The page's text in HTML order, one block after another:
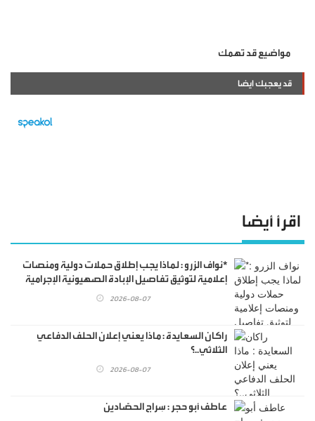
مواضيع قد تهمك
قد يعجبك ايضا
اقرأ أيضا
*نواف الزرو : لماذا يجب إطلاق حملات دولية ومنصات
إعلامية لتوثيق تفاصيل الإبادة الصهيونية الإجرامية
التي لم يسبق لها مثيل في التاريخ البشري..!.
2026-08-07
راكان السعايدة : ماذا يعني إعلان الحلف الدفاعي
الثلاثي..؟
2026-08-07
عاطف أبو حجر : سِراج الحصّادين